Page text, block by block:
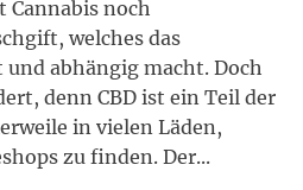
Cannabis noch
welches das
abhängig macht. Doch
denn CBD ist ein Teil der
in vielen Läden,
zu finden. Der...